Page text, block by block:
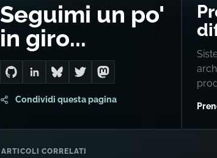
Seguimi un po'
in giro...
Go to Dan's GitHub
Connect with me on LinkedIn
Follow me on Bluesky
Follow me on Twitter
Follow me on
Condividi questa pagina
ARTICOLI CORRELATI